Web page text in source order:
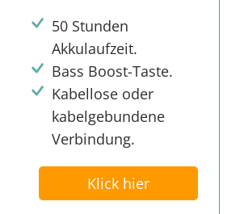
50 Stunden
Akkulaufzeit.
Bass Boost-Taste.
Kabellose oder
kabelgebundene
Verbindung.
Klick hier